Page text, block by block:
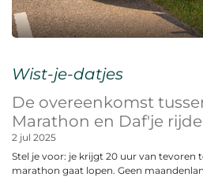
Wist-je-datjes
De overeenkomst
Marathon en Daf'je
2 jul 2025
Stel je voor: je krijgt 20 uur van tevoren
marathon gaat lopen. Geen